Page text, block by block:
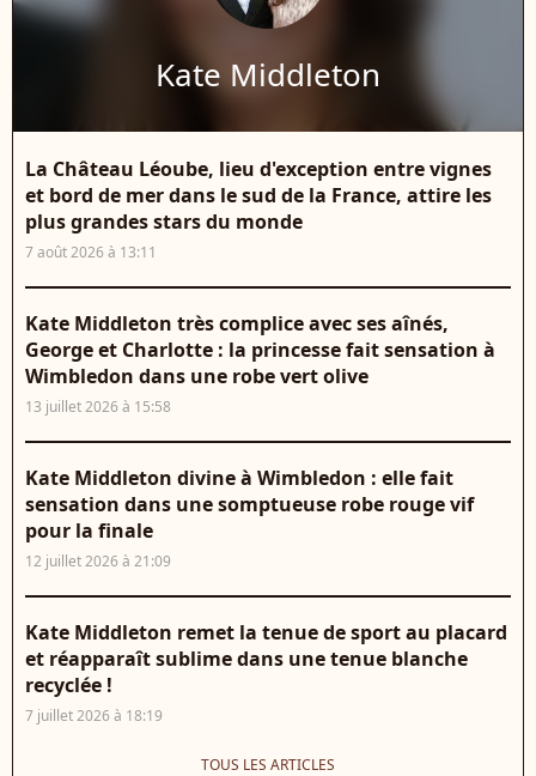
Kate Middleton
La Château Léoube, lieu d'exception entre vignes
et bord de mer dans le sud de la France, attire les
plus grandes stars du monde
7 août 2026 à 13:11
Kate Middleton très complice avec ses aînés,
George et Charlotte : la princesse fait sensation à
Wimbledon dans une robe vert olive
13 juillet 2026 à 15:58
Kate Middleton divine à Wimbledon : elle fait
sensation dans une somptueuse robe rouge vif
pour la finale
12 juillet 2026 à 21:09
Kate Middleton remet la tenue de sport au placard
et réapparaît sublime dans une tenue blanche
recyclée !
7 juillet 2026 à 18:19
TOUS LES ARTICLES